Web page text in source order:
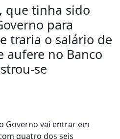
que tinha sido
para
traria o salário de
aufere no Banco
se
Governo vai entrar em
quatro dos seis